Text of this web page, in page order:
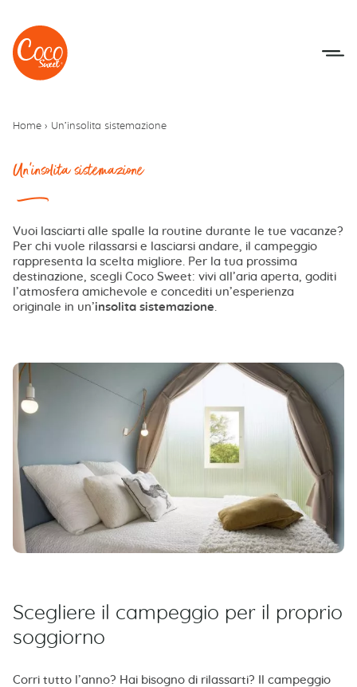
Vai al menu
Accedi al contenuto
Home › Un’insolita sistemazione
Un'insolita sistemazione
Vuoi lasciarti alle spalle la routine durante le tue vacanze?
Per chi vuole rilassarsi e lasciarsi andare, il campeggio
rappresenta la scelta migliore. Per la tua prossima
destinazione, scegli Coco Sweet: vivi all’aria aperta, goditi
l’atmosfera amichevole e concediti un’esperienza
originale in un’insolita sistemazione.
Scegliere il campeggio per il proprio
soggiorno
Corri tutto l’anno? Hai bisogno di rilassarti? Il campeggio